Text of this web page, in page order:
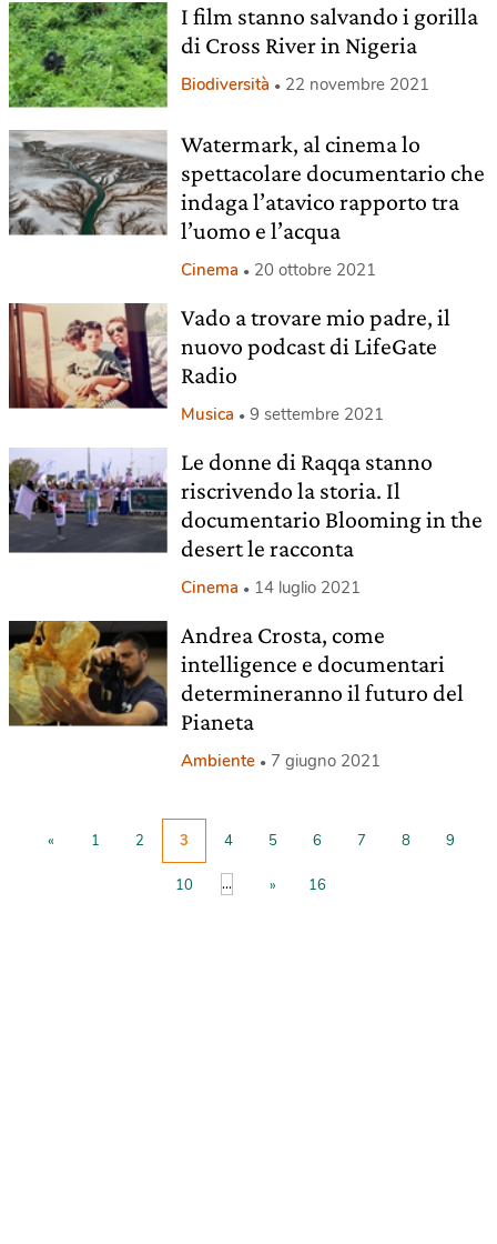
I film stanno salvando i gorilla
di Cross River in Nigeria
Biodiversità 22 novembre 2021
Watermark, al cinema lo
spettacolare documentario che
indaga l’atavico rapporto tra
l’uomo e l’acqua
Cinema 20 ottobre 2021
Vado a trovare mio padre, il
nuovo podcast di LifeGate
Radio
Musica 9 settembre 2021
Le donne di Raqqa stanno
riscrivendo la storia. Il
documentario Blooming in the
desert le racconta
Cinema 14 luglio 2021
Andrea Crosta, come
intelligence e documentari
determineranno il futuro del
Pianeta
Ambiente 7 giugno 2021
« 1 2 3 4 5 6 7 8 9
10 ... » 16